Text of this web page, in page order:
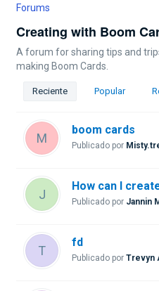
Forums
Creating with Boom
A forum for sharing tips and
making Boom Cards.
Reciente Popular
M
boom cards
Publicado por
J
How can I
Publicado por Jannin
T
fd
Publicado por Trevyn